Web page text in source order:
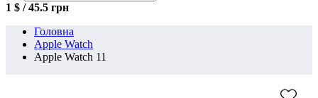
1 $ / 45.5 грн
Головна
Apple Watch
Apple Watch 11